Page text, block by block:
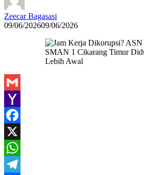
Zeecar Bagasasi
09/06/202609/06/2026
Gmail
Yahoo
Mail
Facebook
X
WhatsApp